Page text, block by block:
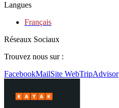
Langues
Français
Réseaux Sociaux
Trouvez nous sur :
FacebookMailSite WebTripAdvisor